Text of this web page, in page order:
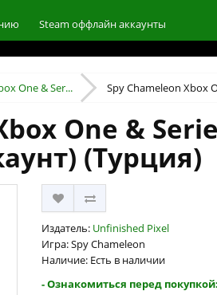
Steam оффлайн аккаунты
One & Ser... Spy Chameleon Xbox
One &
(Турция)
Издатель: Unfinished Pixel
Игра: Spy Chameleon
Наличие: Есть в наличии
- Ознакомиться перед